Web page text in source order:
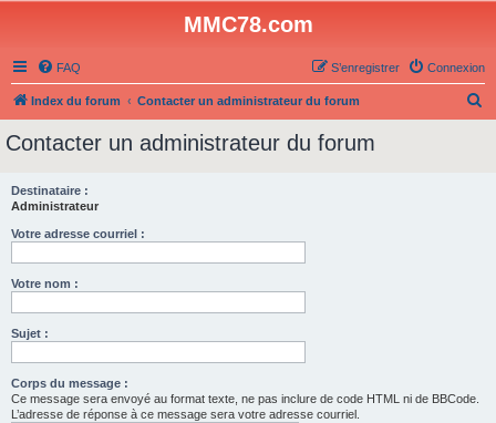
MMC78.com
FAQ Connexion
S’enregistrer
Index du forum Contacter un administrateur du forum
Contacter un administrateur du forum
Destinataire :
Administrateur
Votre adresse courriel :
Votre nom :
Sujet :
Corps du message :
Ce message sera envoyé au format texte, ne pas inclure de code HTML ni de BBCode.
L’adresse de réponse à ce message sera votre adresse courriel.